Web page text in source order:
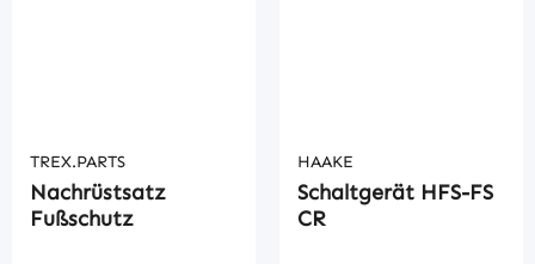
TREX.PARTS
Nachrüstsatz
Fußschutz
HAAKE
Schaltgerät HFS-FS
CR